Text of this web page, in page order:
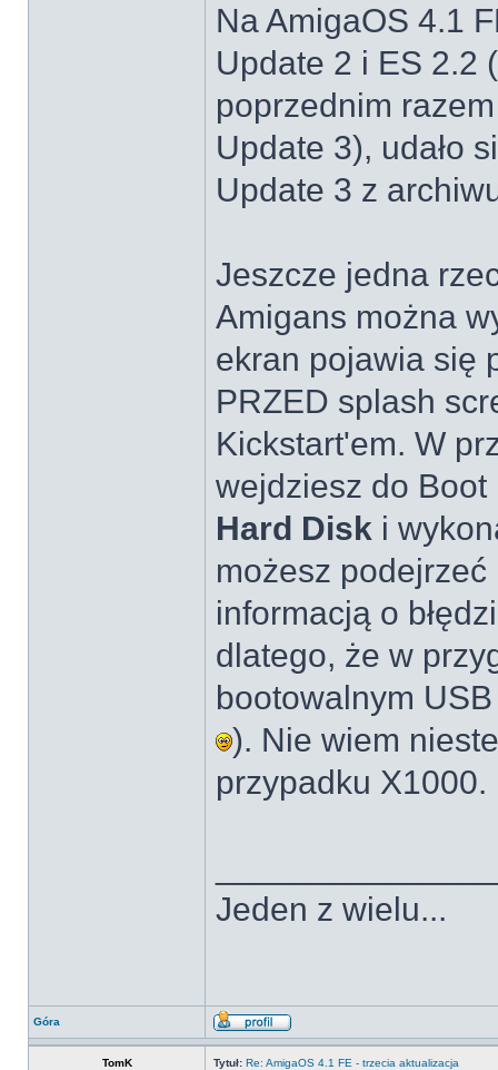
Na AmigaOS 4.1
Update 2 i ES 2.2
poprzednim
Update 3), udało
Update 3 z
Jeszcze jedna
Amigans można
ekran pojawia się
PRZED splash
Kickstart'em. W
wejdziesz do
Hard Disk i
możesz podejrzeć
informacją o
dlatego, że w
bootowalnym
). Nie wiem
przypadku X1000.
Jeden z wielu...
Góra
TomK Tytuł: Re: AmigaOS 4.1 FE - trzecia aktualizacja